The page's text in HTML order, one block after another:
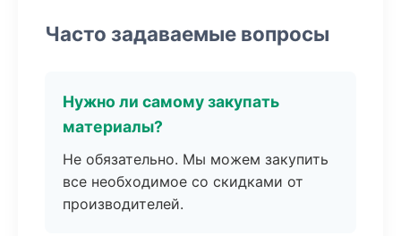
Часто задаваемые вопросы
Нужно ли самому закупать
материалы?
Не обязательно. Мы можем закупить
все необходимое со скидками от
производителей.